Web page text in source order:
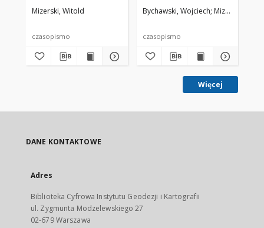
fotogrametrycznych
zdjęć naziemnych
Mizerski, Witold
czasopismo
zwróconych zdjęć
naziemnych
Bychawski, Wojciech Mizerski,
czasopismo
Więcej
DANE KONTAKTOWE
Adres
Biblioteka Cyfrowa Instytutu Geodezji i Kartografii
ul. Zygmunta Modzelewskiego 27
02-679 Warszawa